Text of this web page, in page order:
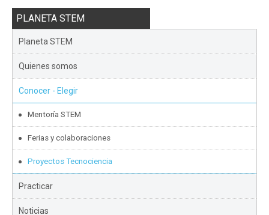
PLANETA STEM
Planeta STEM
Quienes somos
Conocer - Elegir
Mentoría STEM
Ferias y colaboraciones
Proyectos Tecnociencia
Practicar
Noticias